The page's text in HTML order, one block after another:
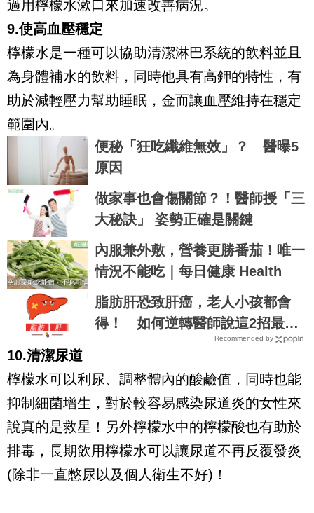
過用檸檬水漱口來加速改善病況。
9.使高血壓穩定
檸檬水是一種可以協助清潔淋巴系統的飲料並且
為身體補水的飲料，同時他具有高鉀的特性，有
助於減輕壓力幫助睡眠，金而讓血壓維持在穩定
範圍內。
便秘「狂吃纖維無效」？ 醫曝5
原因
做家事也會傷關節？！醫師授「三
大秘訣」 姿勢正確是關鍵
內服兼外敷，營養更勝番茄！唯一
情況不能吃｜每日健康 Health
脂肪肝恐致肝癌，老人小孩都會
得！ 如何逆轉醫師說這2招最有
Recommended by
10.清潔尿道
檸檬水可以利尿、調整體內的酸鹼值，同時也能
抑制細菌增生，對於較容易感染尿道炎的女性來
說真的是救星！另外檸檬水中的檸檬酸也有助於
排毒，長期飲用檸檬水可以讓尿道不再反覆發炎
(除非一直憋尿以及個人衛生不好)！